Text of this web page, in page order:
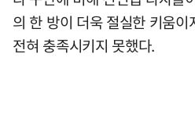
의 한 방이 더욱 절실한 키움
전혀 충족시키지 못했다.